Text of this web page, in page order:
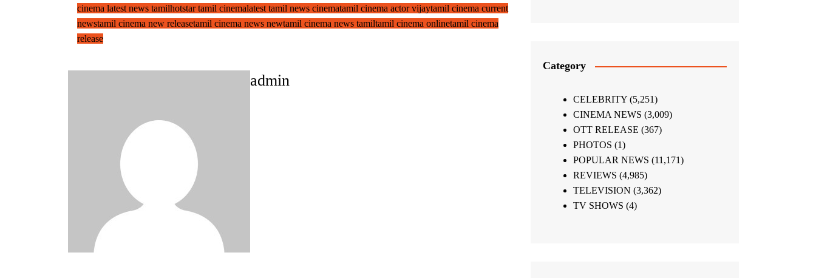
cinema latest news tamilhotstar tamil cinemalatest tamil news cinematamil cinema actor vijaytamil cinema current
newstamil cinema new releasetamil cinema news newtamil cinema news tamiltamil cinema onlinetamil cinema
release
admin
Category
CELEBRITY(5,251)
CINEMA NEWS (3,009)
OTT RELEASE (367)
PHOTOS (1)
POPULAR NEWS (11,171)
REVIEWS (4,985)
TELEVISION (3,362)
TV SHOWS (4)